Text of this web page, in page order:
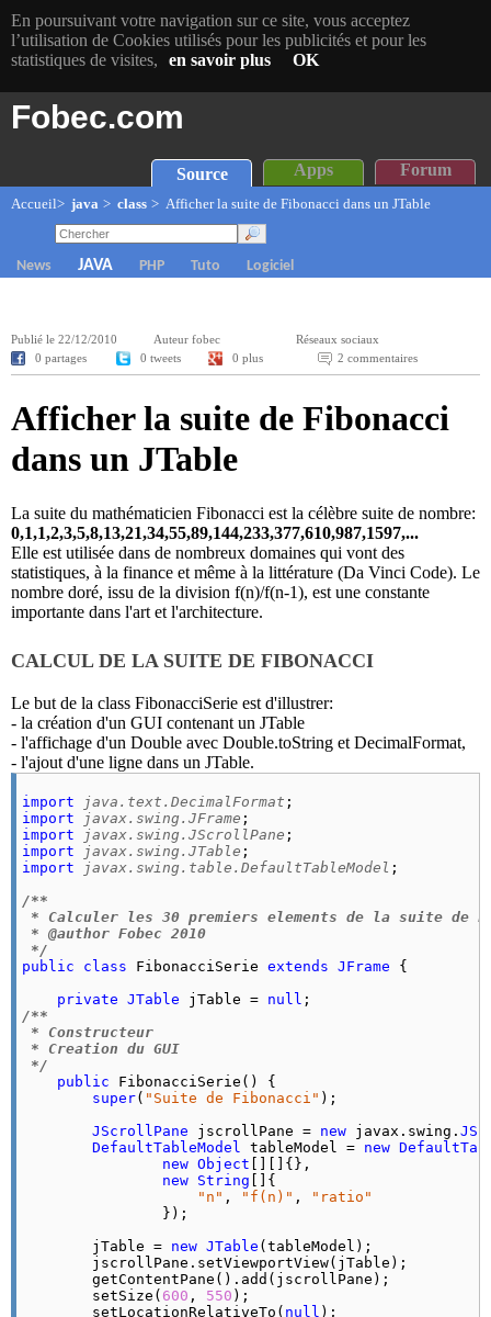
En poursuivant votre navigation sur ce site, vous acceptez
l’utilisation de Cookies utilisés pour les publicités et pour les
statistiques de visites,
en savoir plus OK
Fobec.com
Source Apps Forum
Accueil> java > class > Afficher la suite de Fibonacci dans un JTable
News JAVA PHP Tuto Logiciel
Publié le 22/12/2010 Auteur fobec
Réseaux sociaux
0 partages
0 tweets 0 plus 2 commentaires
Afficher la suite de Fibonacci
dans un JTable
La suite du mathématicien Fibonacci est la célèbre suite de nombre:
0,1,1,2,3,5,8,13,21,34,55,89,144,233,377,610,987,1597,...
Elle est utilisée dans de nombreux domaines qui vont des
statistiques, à la finance et même à la littérature (Da Vinci Code). Le
nombre doré, issu de la division f(n)/f(n-1), est une constante
importante dans l'art et l'architecture.
CALCUL DE LA SUITE DE FIBONACCI
Le but de la class FibonacciSerie est d'illustrer:
- la création d'un GUI contenant un JTable
- l'affichage d'un Double avec Double.toString et DecimalFormat,
- l'ajout d'une ligne dans un JTable.
import java.text.DecimalFormat
import
javax.swing.JFrame
import
javax.swing.JScrollPane
import
javax.swing.JTable
import
javax.swing.table.DefaultTableModel ;
/**
* Calculer les 30 premiers elements de la suite de
* @author Fobec 2010
*/
public
class FibonacciSerie extends JFrame {
private JTable jTable = null
/**
* Constructeur
* Creation du GUI
*/
public FibonacciSerie() {
super( "Suite de Fibonacci" );
JScrollPane jscrollPane = new javax. swing .
DefaultTableModel tableModel = new
new Object [][]{},
new String []{
"n" , "f(n)" ,
"ratio"
                });
        jTable =
new JTable (tableModel);
        jscrollPane.
setViewportView(jTable);
        getContentPane().
add (jscrollPane);
        setSize(
600 , 550 );
        setLocationRelativeTo(
null );